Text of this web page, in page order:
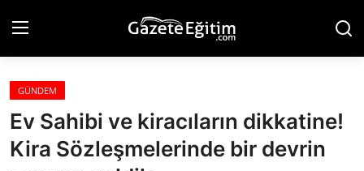
Anasayfa
Hakkımızda
GÜNDEM
Ev Sahibi ve kiracıların dikkatine!
Kira Sözleşmelerinde bir devrin